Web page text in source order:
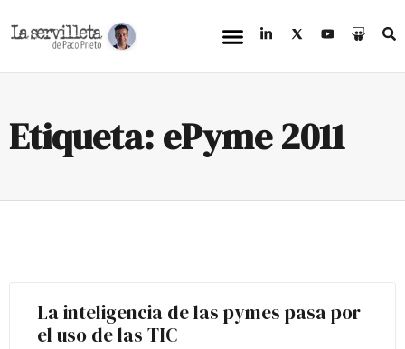
Etiqueta: ePyme 2011
La inteligencia de las pymes pasa por
el uso de las TIC